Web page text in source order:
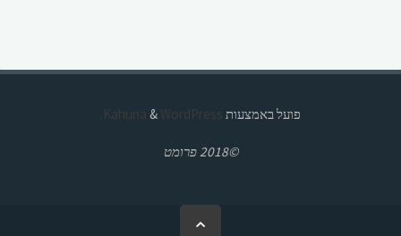
פועל באמצעות & WordPress.
©2018 פרומט
בחזרה